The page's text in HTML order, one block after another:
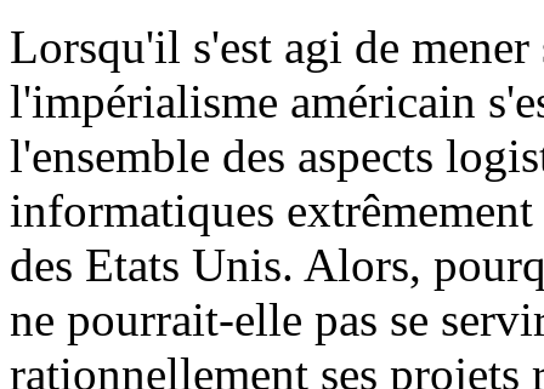
Lorsqu'il s'est agi de
l'impérialisme américain
l'ensemble des aspects
informatiques
des Etats Unis. Alors,
ne pourrait-elle pas se
rationnellement ses